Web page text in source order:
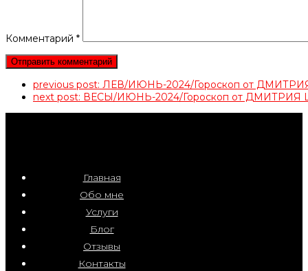
Комментарий *
previous post: ЛЕВ/ИЮНЬ-2024/Гороскоп от
next post: ВЕСЫ/ИЮНЬ-2024/Гороскоп от
Главная
Обо мне
Услуги
Блог
Отзывы
Контакты